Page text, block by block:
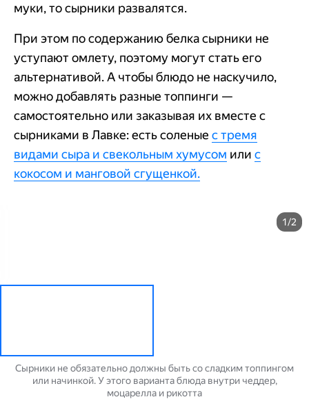
муки, то сырники развалятся.
При этом по содержанию белка сырники не
уступают омлету, поэтому могут стать его
альтернативой. А чтобы блюдо не наскучило,
можно добавлять разные топпинги —
самостоятельно или заказывая их вместе с
сырниками в Лавке: есть соленые с тремя
видами сыра и свекольным хумусом или с
кокосом и манговой сгущенкой.
1/2
Сырники не обязательно должны быть со сладким топпингом
или начинкой. У этого варианта блюда внутри чеддер,
моцарелла и рикотта